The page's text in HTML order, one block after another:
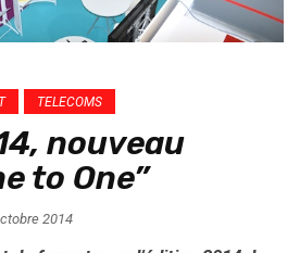
TELECOMS
nouveau
to One”
2014